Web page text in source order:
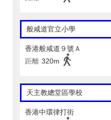
般咸道官立小學
香港般咸道９號Ａ
距離 320m
天主教總堂區學校
香港中環律打街